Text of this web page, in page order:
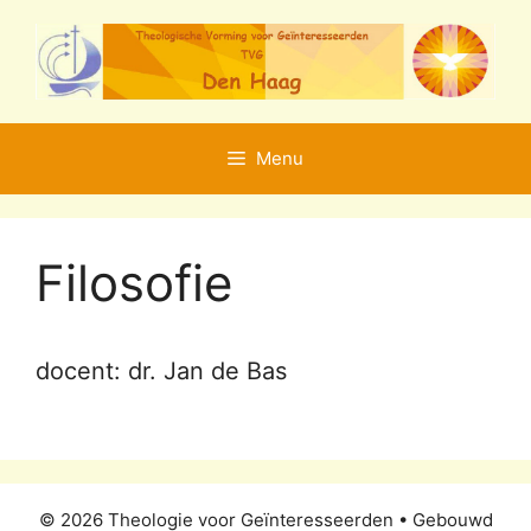
naar
inhoud
Menu
Filosofie
docent: dr. Jan de Bas
© 2026 Theologie voor Geïnteresseerden • Gebouwd